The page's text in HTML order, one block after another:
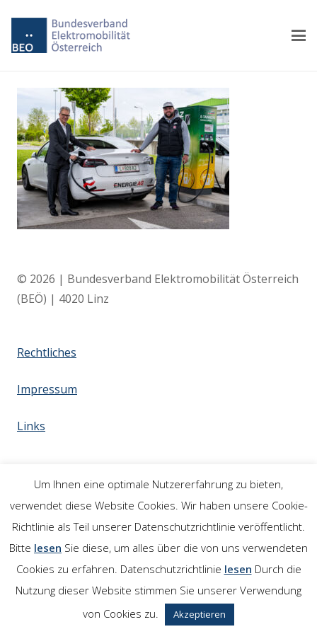
© 2026 | Bundesverband Elektromobilität Österreich
(BEÖ) | 4020 Linz
Rechtliches
Impressum
Links
Um Ihnen eine optimale Nutzererfahrung zu bieten,
verwendet diese Website Cookies. Wir haben unsere Cookie-
Richtlinie als Teil unserer Datenschutzrichtlinie veröffentlicht.
Bitte lesen Sie diese, um alles über die von uns verwendeten
Cookies zu erfahren. Datenschutzrichtlinie lesen Durch die
Nutzung dieser Website stimmen Sie unserer Verwendung
von Cookies zu.
Akzeptieren